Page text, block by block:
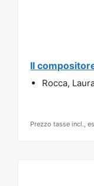
Il
Rocca,
Prezzo tasse incl.,